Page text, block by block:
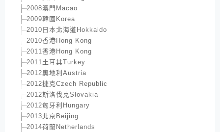
2008澳門Macao
2009韓國Korea
2010日本北海道Hokkaido
2010香港Hong Kong
2011香港Hong Kong
2011土耳其Turkey
2012奧地利Austria
2012捷克Czech Republic
2012斯洛伐克Slovakia
2012匈牙利Hungary
2013北京Beijing
2014荷蘭Netherlands